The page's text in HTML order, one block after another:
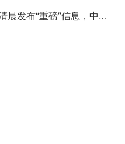
晨发布“重磅”信息，中…